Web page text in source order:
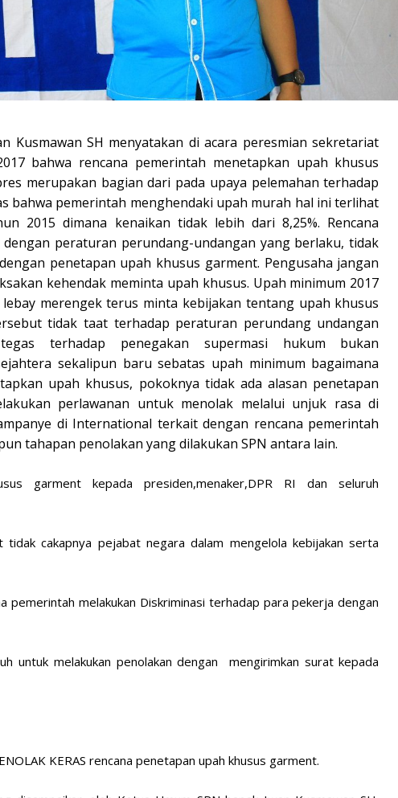
Kusmawan SH menyatakan di acara peresmian sekretariat
bahwa rencana pemerintah menetapkan upah khusus
merupakan bagian dari pada upaya pelemahan terhadap
bahwa pemerintah menghendaki upah murah hal ini terlihat
2015 dimana kenaikan tidak lebih dari 8,25%. Rencana
peraturan perundang-undangan yang berlaku, tidak
penetapan upah khusus garment. Pengusaha jangan
kehendak meminta upah khusus. Upah minimum 2017
merengek terus minta kebijakan tentang upah khusus
tidak taat terhadap peraturan perundang undangan
terhadap penegakan supermasi hukum bukan
sekalipun baru sebatas upah minimum bagaimana
upah khusus, pokoknya tidak ada alasan penetapan
perlawanan untuk menolak melalui unjuk rasa di
di International terkait dengan rencana pemerintah
tahapan penolakan yang dilakukan SPN antara lain.
garment kepada presiden,menaker,DPR RI dan seluruh
cakapnya pejabat negara dalam mengelola kebijakan serta
pemerintah melakukan Diskriminasi terhadap para pekerja dengan
untuk melakukan penolakan dengan mengirimkan surat kepada
KERAS rencana penetapan upah khusus garment.